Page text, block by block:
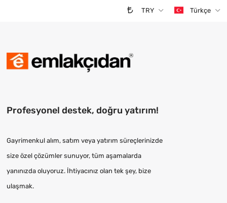
TRY Türkçe
Profesyonel destek, doğru yatırım!
Gayrimenkul alım, satım veya yatırım süreçlerinizde
size özel çözümler sunuyor, tüm aşamalarda
yanınızda oluyoruz. İhtiyacınız olan tek şey, bize
ulaşmak.